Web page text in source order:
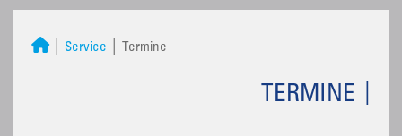
Service Termine
TERMINE